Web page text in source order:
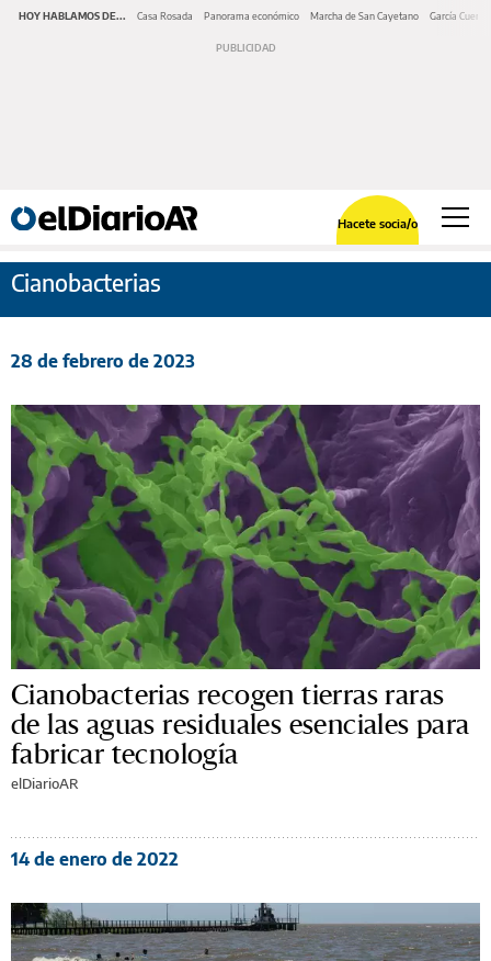
HOY HABLAMOS DE... Casa Rosada Panorama económico Marcha de San Cayetano García Cuerva
Hacete socia/o
Cianobacterias
28 de febrero de 2023
Cianobacterias recogen tierras raras
de las aguas residuales esenciales para
fabricar tecnología
elDiarioAR
14 de enero de 2022